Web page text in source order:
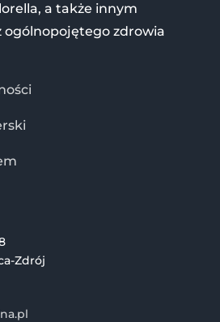
a także innym
ogólnopojętego zdrowia
Zdrój